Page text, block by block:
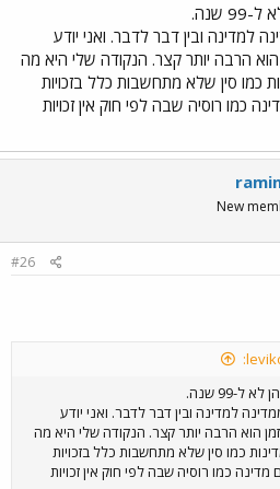
שנה.
למדינה ובין דבר לדבר. ואני יודע
הרבה יותר קצר. הנקודה שלי היא מה
כמו סין שלא מתחשבות כלל בזכויות
כמו רוסיה שבה לפי חוק אין זכויות
New
#26
ל-99 שנה.
למדינה ובין דבר לדבר. ואני יודע
הוא הרבה יותר קצר. הנקודה שלי היא מה
כמו סין שלא מתחשבות כלל בזכויות
מדינה כמו רוסיה שבה לפי חוק אין זכויות